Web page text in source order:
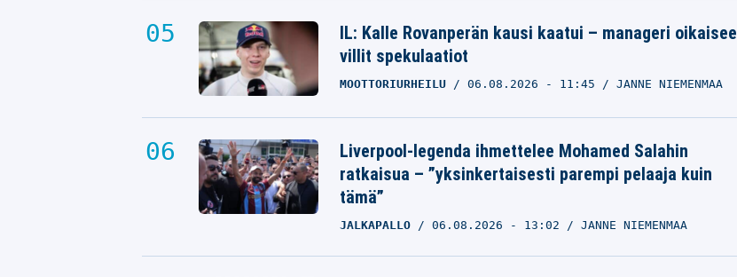
IL: Kalle Rovanperän kausi kaatui – manageri oikaisee
villit spekulaatiot
MOOTTORIURHEILU 06.08.2026 - 11:45 JANNE NIEMENMAA
Liverpool-legenda ihmettelee Mohamed Salahin
ratkaisua – ”yksinkertaisesti parempi pelaaja kuin
tämä”
JALKAPALLO 06.08.2026 - 13:02 JANNE NIEMENMAA